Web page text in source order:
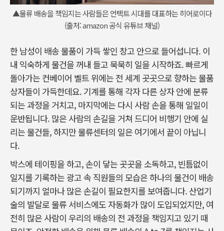
▲물류 배송을 책임지는 사람들은 언택트 시대를 대표하는 히어로이다
(출처: amazon 공식 유튜브 채널)
한 남성이 배송 물품이 가득 쌓인 창고 안으로 들어섭니다. 이
내 익숙하게 물건을 꺼내 들고 묵묵히 일을 시작하죠. 빠르게
돌아가는 컨베이어 벨트 위에는 전 세계 곳곳으로 향하는 물품
상자들이 가득한데요. 기계를 통해 각자 다른 상자 안에 분류
되는 과정을 거치고, 마지막에는 다시 사람 손을 통해 일일이
운반됩니다. 많은 사람의 손길을 거쳐 드디어 비행기 안에 실
리는 물건들, 하지만 물류센터의 일은 여기에서 끝이 아닙니
다.
박스에 테이핑을 하고, 손이 닿는 곳곳을 소독하고, 빈틈없이
일지를 기록하는 광고 속 직원들의 모습은 하나의 물건이 배송
되기까지 얼마나 많은 손길이 필요한지를 보여줍니다. 산업기
술의 발달로 물류 서비스에도 자동화가 많이 도입되었지만, 여
전히 많은 사람이 우리의 배송의 전 과정을 책임지고 있기 때